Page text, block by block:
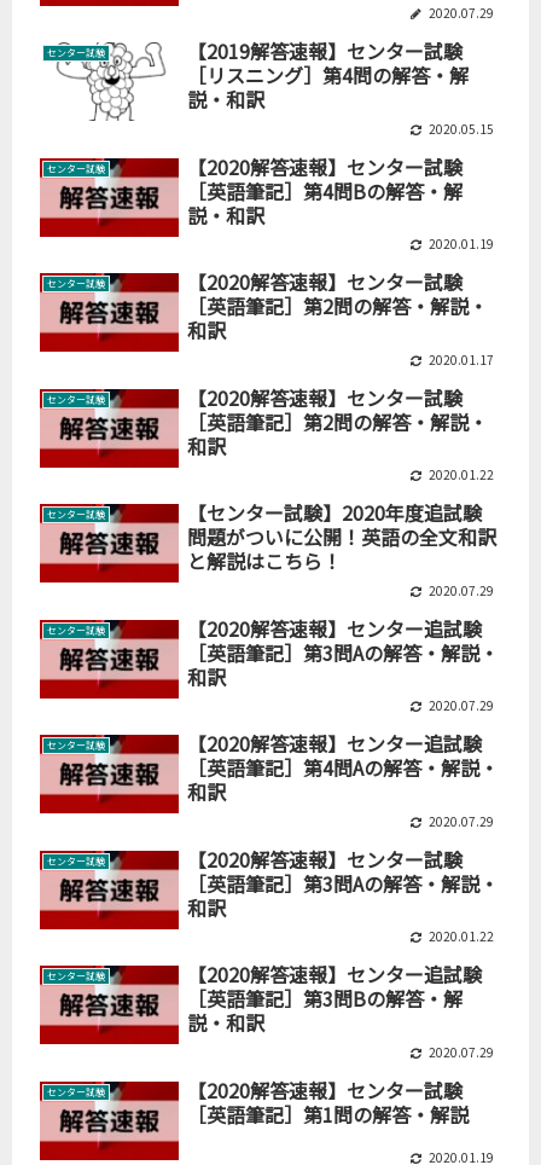
2020.07.29
センター試験
【2019解答速報】センター試験
［リスニング］第4問の解答・解
説・和訳
2020.05.15
センター試験
【2020解答速報】センター試験
［英語筆記］第4問Bの解答・解
説・和訳
2020.01.19
センター試験
【2020解答速報】センター試験
［英語筆記］第2問の解答・解説・
和訳
2020.01.17
センター試験
【2020解答速報】センター試験
［英語筆記］第2問の解答・解説・
和訳
2020.01.22
センター試験
【センター試験】2020年度追試験
問題がついに公開！英語の全文和訳
と解説はこちら！
2020.07.29
センター試験
【2020解答速報】センター追試験
［英語筆記］第3問Aの解答・解説・
和訳
2020.07.29
センター試験
【2020解答速報】センター追試験
［英語筆記］第4問Aの解答・解説・
和訳
2020.07.29
センター試験
【2020解答速報】センター試験
［英語筆記］第3問Aの解答・解説・
和訳
2020.01.22
センター試験
【2020解答速報】センター追試験
［英語筆記］第3問Bの解答・解
説・和訳
2020.07.29
センター試験
【2020解答速報】センター試験
［英語筆記］第1問の解答・解説
2020.01.19